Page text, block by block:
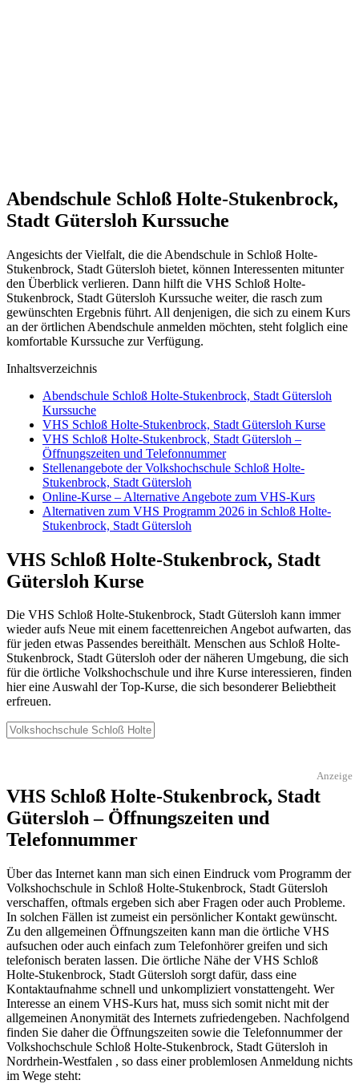
Abendschule Schloß Holte-Stukenbrock,
Stadt Gütersloh Kurssuche
Angesichts der Vielfalt, die die Abendschule in Schloß Holte-
Stukenbrock, Stadt Gütersloh bietet, können Interessenten mitunter
den Überblick verlieren. Dann hilft die VHS Schloß Holte-
Stukenbrock, Stadt Gütersloh Kurssuche weiter, die rasch zum
gewünschten Ergebnis führt. All denjenigen, die sich zu einem Kurs
an der örtlichen Abendschule anmelden möchten, steht folglich eine
komfortable Kurssuche zur Verfügung.
Inhaltsverzeichnis
Abendschule Schloß Holte-Stukenbrock, Stadt Gütersloh
Kurssuche
VHS Schloß Holte-Stukenbrock, Stadt Gütersloh Kurse
VHS Schloß Holte-Stukenbrock, Stadt Gütersloh –
Öffnungszeiten und Telefonnummer
Stellenangebote der Volkshochschule Schloß Holte-
Stukenbrock, Stadt Gütersloh
Online-Kurse – Alternative Angebote zum VHS-Kurs
Alternativen zum VHS Programm 2026 in Schloß Holte-
Stukenbrock, Stadt Gütersloh
VHS Schloß Holte-Stukenbrock, Stadt
Gütersloh Kurse
Die VHS Schloß Holte-Stukenbrock, Stadt Gütersloh kann immer
wieder aufs Neue mit einem facettenreichen Angebot aufwarten, das
für jeden etwas Passendes bereithält. Menschen aus Schloß Holte-
Stukenbrock, Stadt Gütersloh oder der näheren Umgebung, die sich
für die örtliche Volkshochschule und ihre Kurse interessieren, finden
hier eine Auswahl der Top-Kurse, die sich besonderer Beliebtheit
erfreuen.
Anzeige
VHS Schloß Holte-Stukenbrock, Stadt
Gütersloh – Öffnungszeiten und
Telefonnummer
Über das Internet kann man sich einen Eindruck vom Programm der
Volkshochschule in Schloß Holte-Stukenbrock, Stadt Gütersloh
verschaffen, oftmals ergeben sich aber Fragen oder auch Probleme.
In solchen Fällen ist zumeist ein persönlicher Kontakt gewünscht.
Zu den allgemeinen Öffnungszeiten kann man die örtliche VHS
aufsuchen oder auch einfach zum Telefonhörer greifen und sich
telefonisch beraten lassen. Die örtliche Nähe der VHS Schloß
Holte-Stukenbrock, Stadt Gütersloh sorgt dafür, dass eine
Kontaktaufnahme schnell und unkompliziert vonstattengeht. Wer
Interesse an einem VHS-Kurs hat, muss sich somit nicht mit der
allgemeinen Anonymität des Internets zufriedengeben. Nachfolgend
finden Sie daher die Öffnungszeiten sowie die Telefonnummer der
Volkshochschule Schloß Holte-Stukenbrock, Stadt Gütersloh in
Nordrhein-Westfalen , so dass einer problemlosen Anmeldung nichts
im Wege steht: